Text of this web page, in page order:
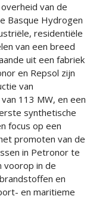
van de
Basque Hydrogen
residentiële
van een breed
uit een fabriek
en Repsol zijn
van
113 MW, en een
synthetische
focus op een
promoten van de
in Petronor te
voorop in de
en
en maritieme